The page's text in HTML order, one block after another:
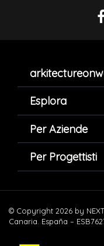
Esplora
Per Aziende
Per Progettisti
© Copyright 2026 by
Canaria. España –